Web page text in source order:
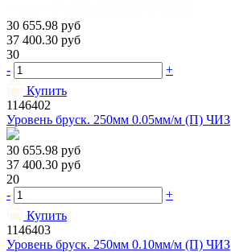
30 655.98 руб
37 400.30 руб
30
-
+
Купить
1146402
Уровень бруск. 250мм 0.05мм/м (П) ЧИЗ
30 655.98 руб
37 400.30 руб
20
-
+
Купить
1146403
Уровень бруск. 250мм 0.10мм/м (П) ЧИЗ